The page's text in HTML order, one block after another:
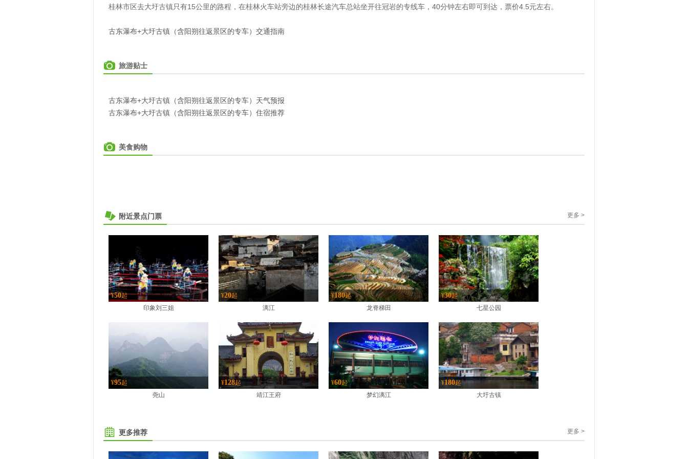
桂林市区去大圩古镇只有15公里的路程，在桂林火车站旁边的桂林长途汽车总站坐开往冠岩的专线车，40分钟左右即可到达，票价4.5元左右。
古东瀑布+大圩古镇（含阳朔往返景区的专车）交通指南
旅游贴士
古东瀑布+大圩古镇（含阳朔往返景区的专车）天气预报
古东瀑布+大圩古镇（含阳朔往返景区的专车）住宿推荐
美食购物
附近景点门票 更多 >
¥50起
印象刘三姐
¥20起
漓江
¥180起
龙脊梯田
¥30起
七星公园
¥95起
尧山
¥128起
靖江王府
¥60起
梦幻漓江
¥180起
大圩古镇
更多推荐 更多 >